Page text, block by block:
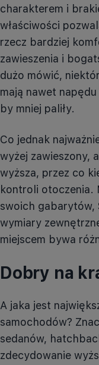
charakterem i
właściwości
rzecz bardziej
zawieszenia i
dużo mówić,
mają nawet
by mniej paliły.
Co jednak
wyżej zawieszony,
wyższa, przez co
kontroli otoczenia.
swoich gabarytów,
wymiary
miejscem bywa
Dobry na
A jaka jest
samochodów?
sedanów,
zdecydowanie